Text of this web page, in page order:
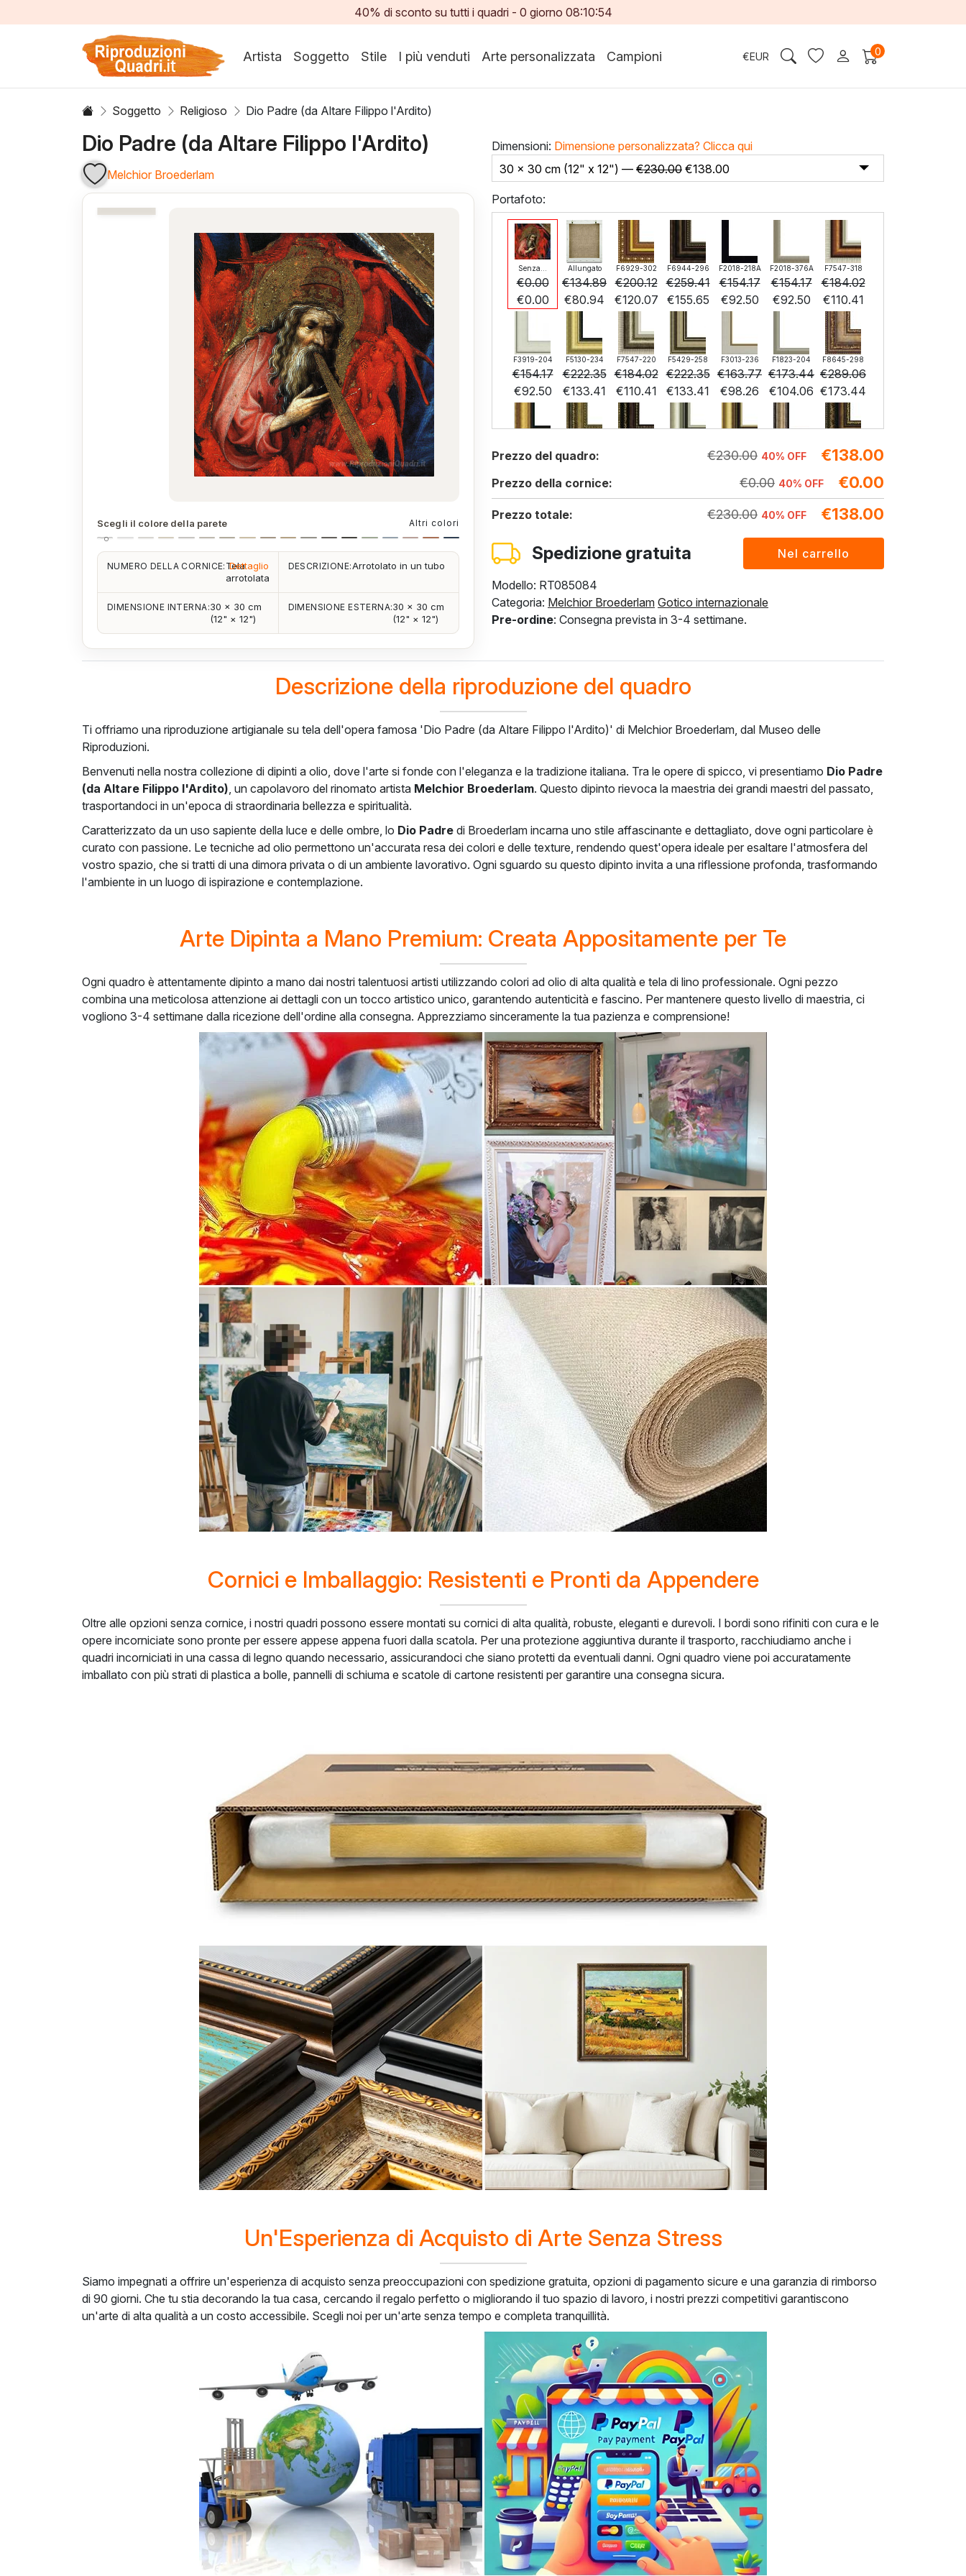
40% di sconto su tutti i quadri - 0 giorno 08:10:53
Artista Soggetto Stile I più venduti Arte personalizzata Campioni €EUR 0
Soggetto Religioso Dio Padre (da Altare Filippo l'Ardito)
Dio Padre (da Altare Filippo l'Ardito)
Melchior Broederlam
Scegli il colore della parete Altri colori
NUMERO DELLA CORNICE: Tela
arrotolata
Dettaglio DESCRIZIONE:Arrotolato in un tubo
DIMENSIONE INTERNA:30 × 30 cm
(12" × 12")
DIMENSIONE ESTERNA:30 × 30 cm
(12" × 12")
Dimensioni: Dimensione personalizzata? Clicca qui
30 x 30 cm (12" x 12") — €230.00 €138.00
Portafoto:
Senza...
€0.00
€0.00
Allungato
€134.89
€80.94
F6929-302
€200.12
€120.07
F6944-296
€259.41
€155.65
F2018-218A
€154.17
€92.50
F2018-376A
€154.17
€92.50
F7547-318
€184.02
€110.41
F3919-204
€154.17
€92.50
F5130-234
€222.35
€133.41
F7547-220
€184.02
€110.41
F5429-258
€222.35
€133.41
F3013-236
€163.77
€98.26
F1823-204
€173.44
€104.06
F8645-298
€289.06
€173.44
F6537-236
€92.01
F7034-298
€128.97
F6731-226
128.97
F4827-234
€ 122.28
F8645-296
€199.35
€
119.61
€154.83 €223.22 €
183.81
€110.29
Prezzo del quadro: €230.00 40% OFF €138.00
Prezzo della cornice: €0.00 40% OFF €0.00
Prezzo totale: €230.00 40% OFF €138.00
Spedizione gratuita
Modello: RT085084
Categoria: Melchior Broederlam Gotico internazionale
Pre-ordine: Consegna prevista in 3-4 settimane.
Descrizione della riproduzione del quadro
Ti offriamo una riproduzione artigianale su tela dell'opera famosa 'Dio Padre (da Altare Filippo l'Ardito)' di Melchior Broederlam, dal Museo delle
Riproduzioni.
Benvenuti nella nostra collezione di dipinti a olio, dove l'arte si fonde con l'eleganza e la tradizione italiana. Tra le opere di spicco, vi presentiamo Dio Padre
(da Altare Filippo l'Ardito), un capolavoro del rinomato artista Melchior Broederlam. Questo dipinto rievoca la maestria dei grandi maestri del passato,
trasportandoci in un'epoca di straordinaria bellezza e spiritualità.
Caratterizzato da un uso sapiente della luce e delle ombre, lo Dio Padre di Broederlam incarna uno stile affascinante e dettagliato, dove ogni particolare è
curato con passione. Le tecniche ad olio permettono un'accurata resa dei colori e delle texture, rendendo quest'opera ideale per esaltare l'atmosfera del
vostro spazio, che si tratti di una dimora privata o di un ambiente lavorativo. Ogni sguardo su questo dipinto invita a una riflessione profonda, trasformando
l'ambiente in un luogo di ispirazione e contemplazione.
Arte Dipinta a Mano Premium: Creata Appositamente per Te
Ogni quadro è attentamente dipinto a mano dai nostri talentuosi artisti utilizzando colori ad olio di alta qualità e tela di lino professionale. Ogni pezzo
combina una meticolosa attenzione ai dettagli con un tocco artistico unico, garantendo autenticità e fascino. Per mantenere questo livello di maestria, ci
vogliono 3-4 settimane dalla ricezione dell'ordine alla consegna. Apprezziamo sinceramente la tua pazienza e comprensione!
Cornici e Imballaggio: Resistenti e Pronti da Appendere
Oltre alle opzioni senza cornice, i nostri quadri possono essere montati su cornici di alta qualità, robuste, eleganti e durevoli. I bordi sono rifiniti con cura e le
opere incorniciate sono pronte per essere appese appena fuori dalla scatola. Per una protezione aggiuntiva durante il trasporto, racchiudiamo anche i
quadri incorniciati in una cassa di legno quando necessario, assicurandoci che siano protetti da eventuali danni. Ogni quadro viene poi accuratamente
imballato con più strati di plastica a bolle, pannelli di schiuma e scatole di cartone resistenti per garantire una consegna sicura.
Un'Esperienza di Acquisto di Arte Senza Stress
Siamo impegnati a offrire un'esperienza di acquisto senza preoccupazioni con spedizione gratuita, opzioni di pagamento sicure e una garanzia di rimborso
di 90 giorni. Che tu stia decorando la tua casa, cercando il regalo perfetto o migliorando il tuo spazio di lavoro, i nostri prezzi competitivi garantiscono
un'arte di alta qualità a un costo accessibile. Scegli noi per un'arte senza tempo e completa tranquillità.